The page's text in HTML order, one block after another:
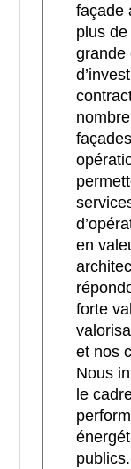
façade
plus
grande
en
forte
et nos
Nous
le
publics.